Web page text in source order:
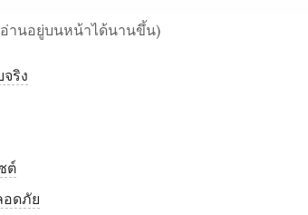
านอยู่บนหน้าได้นานขึ้น)
ริง
ต์
อดภัย